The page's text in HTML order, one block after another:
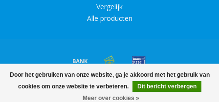
Door het gebruiken van onze website, ga je akkoord met het gebruik van
cookies om onze website te verbeteren.
Dit bericht verbergen
Meer over cookies »
Vergelijk
Alle producten
© Copyright 2026 Diveoutlet
FILTERS